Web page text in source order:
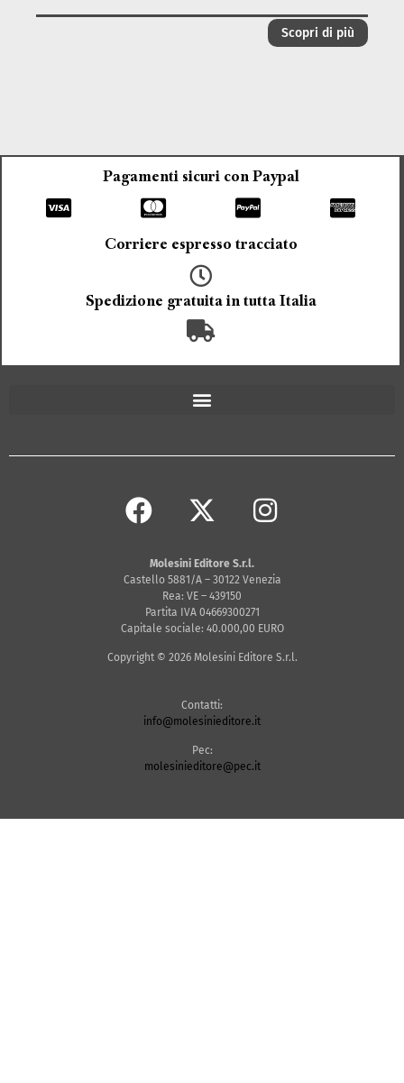
Scopri di più
Pagamenti sicuri con Paypal
Corriere espresso tracciato
Spedizione gratuita in tutta Italia
Molesini Editore S.r.l.
Castello 5881/A – 30122 Venezia
Rea: VE – 439150
Partita IVA 04669300271
Capitale sociale: 40.000,00 EURO
Copyright © 2026 Molesini Editore S.r.l.
Contatti:
info@molesinieditore.it
Pec:
molesinieditore@pec.it